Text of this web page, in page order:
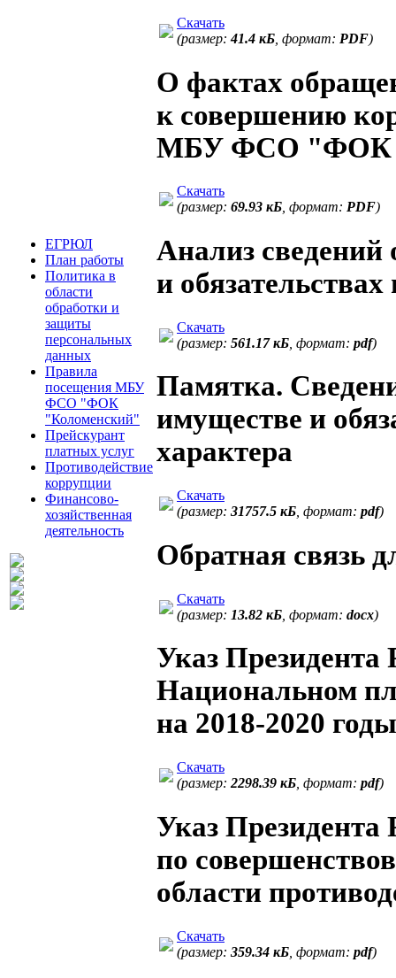
ЕГРЮЛ
План работы
Политика в
области
обработки и
защиты
персональных
данных
Правила
посещения МБУ
ФСО "ФОК
"Коломенский"
Прейскурант
платных услуг
Противодействие
коррупции
Финансово-
хозяйственная
деятельность
Скачать
(размер:41.4 кБ , формат: PDF)
О фактах
к совершению
МБУ ФСО
Скачать
(размер: 69.93 кБ , формат: PDF)
Анализ сведений
и
Скачать
(размер: 561.17 кБ , формат: pdf)
Памятка.
имуществе и
характера
Скачать
(размер: 31757.5 кБ , формат: pdf)
Обратная связь
Скачать
(размер: 13.82 кБ , формат: docx)
Указ
Национальном
на 2018-2020
Скачать
(размер: 2298.39 кБ , формат: pdf)
Указ
по
области
Скачать
(размер: 359.34 кБ , формат: pdf)